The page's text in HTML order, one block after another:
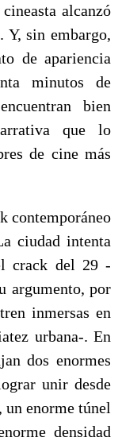
alcanzó
Y, sin embargo,
de apariencia
minutos de
bien
que lo
de cine más
contemporáneo
ciudad intenta
crack del 29 -
argumento, por
inmersas en
urbana-. En
dos enormes
unir desde
enorme túnel
densidad